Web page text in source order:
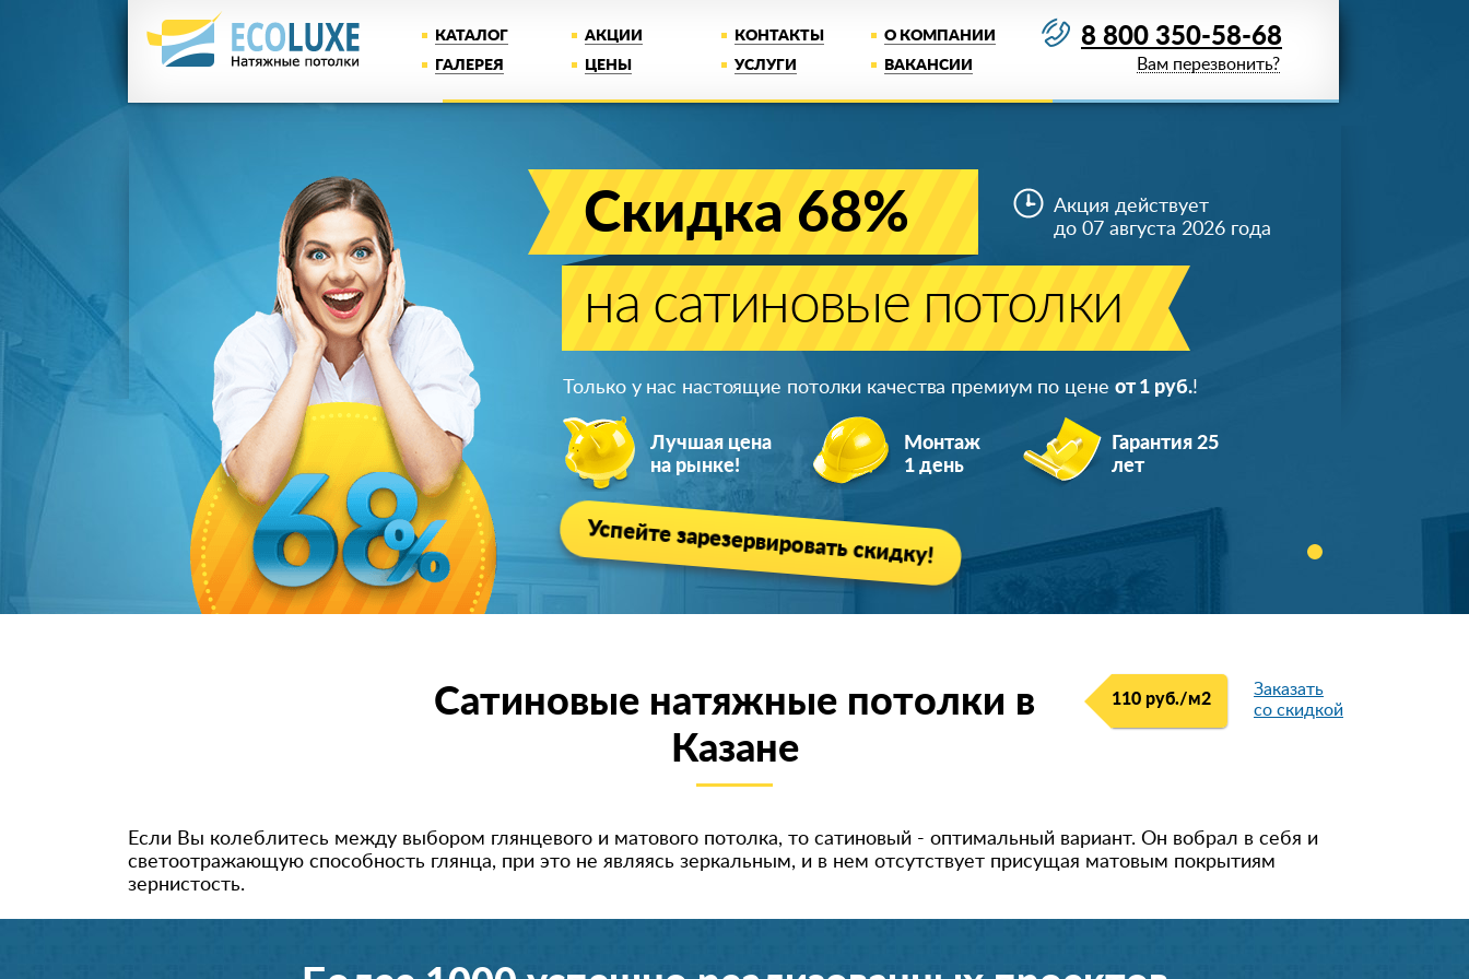
КАТАЛОГ АКЦИИ КОНТАКТЫ
О КОМПАНИИ
ГАЛЕРЕЯ
ЦЕНЫ УСЛУГИ ВАКАНСИИ
8 800 350-58-68
Вам перезвонить?
Скидка 68%
на сатиновые потолки
Акция действует
до 07 августа 2026 года
Только у нас настоящие потолки качества премиум по цене от 1 руб.!
Лучшая цена
на рынке!
Монтаж
1 день
Гарантия 25
лет
Успейте зарезервировать скидку!
110 руб./м2
Заказать
со скидкой
Сатиновые натяжные потолки в
Казанe
Если Вы колеблитесь между выбором глянцевого и матового потолка, то сатиновый - оптимальный вариант. Он вобрал в себя и
светоотражающую способность глянца, при это не являясь зеркальным, и в нем отсутствует присущая матовым покрытиям
зернистость.